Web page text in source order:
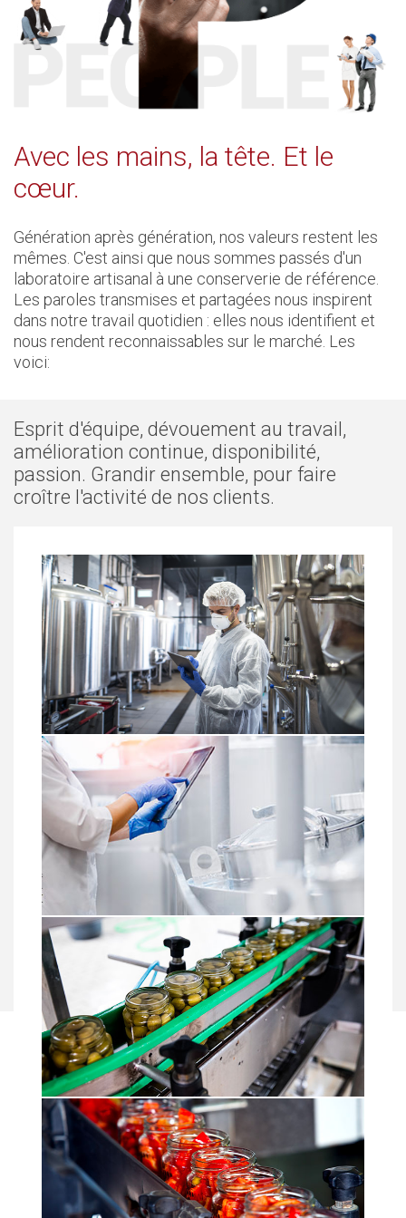
Avec les mains, la tête. Et le
cœur.
Génération après génération, nos valeurs restent les
mêmes. C'est ainsi que nous sommes passés d'un
laboratoire artisanal à une conserverie de référence.
Les paroles transmises et partagées nous inspirent
dans notre travail quotidien : elles nous identifient et
nous rendent reconnaissables sur le marché. Les
voici:
Esprit d'équipe, dévouement au travail,
amélioration continue, disponibilité,
passion. Grandir ensemble, pour faire
croître l'activité de nos clients.